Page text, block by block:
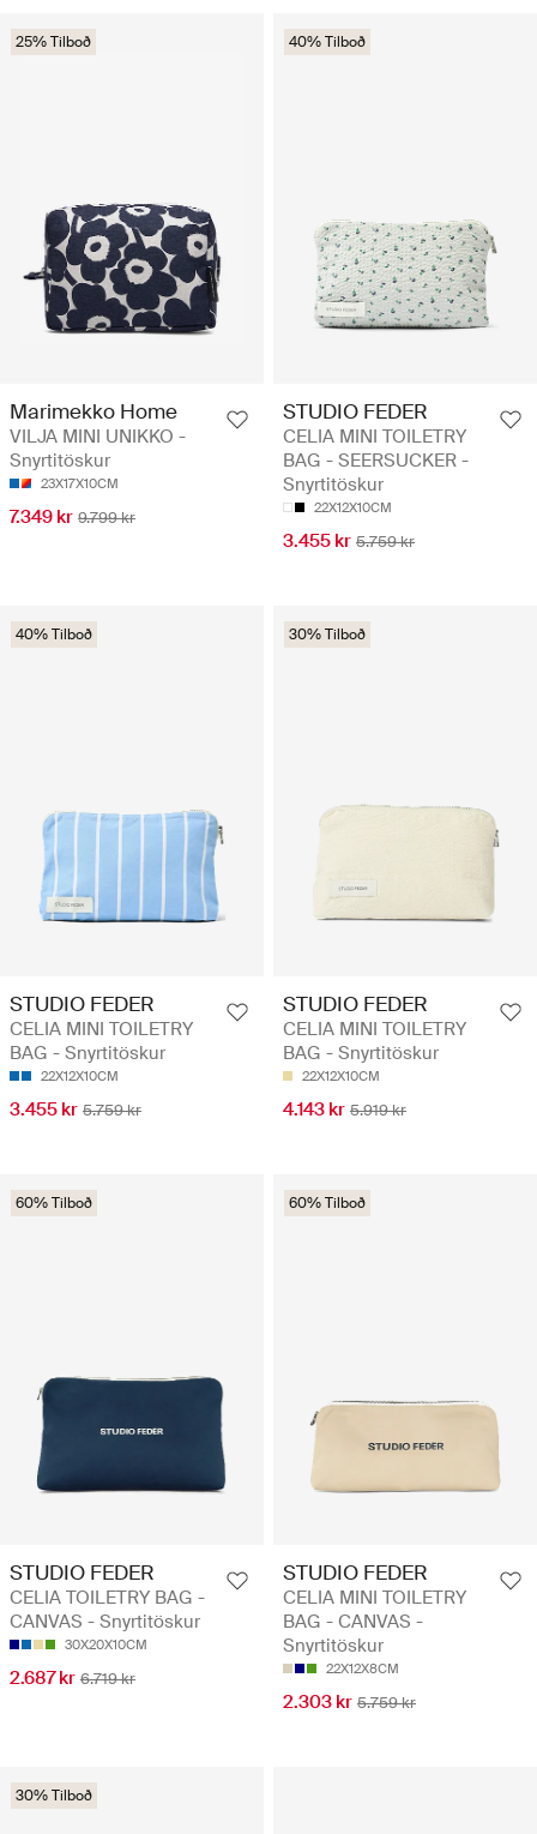
25% Tilboð
Marimekko Home
VILJA MINI UNIKKO -
Snyrtitöskur
23X17X10CM
7.349 kr 9.799 kr
40% Tilboð
STUDIO FEDER
CELIA MINI TOILETRY
BAG - SEERSUCKER -
Snyrtitöskur
22X12X10CM
3.455 kr 5.759 kr
40% Tilboð
STUDIO FEDER
CELIA MINI TOILETRY
BAG - Snyrtitöskur
22X12X10CM
3.455 kr 5.759 kr
30% Tilboð
STUDIO FEDER
CELIA MINI TOILETRY
BAG - Snyrtitöskur
22X12X10CM
4.143 kr 5.919 kr
60% Tilboð
STUDIO FEDER
CELIA TOILETRY BAG -
CANVAS - Snyrtitöskur
30X20X10CM
2.687 kr 6.719 kr
60% Tilboð
STUDIO FEDER
CELIA MINI TOILETRY
BAG - CANVAS -
Snyrtitöskur
22X12X8CM
2.303 kr 5.759 kr
30% Tilboð